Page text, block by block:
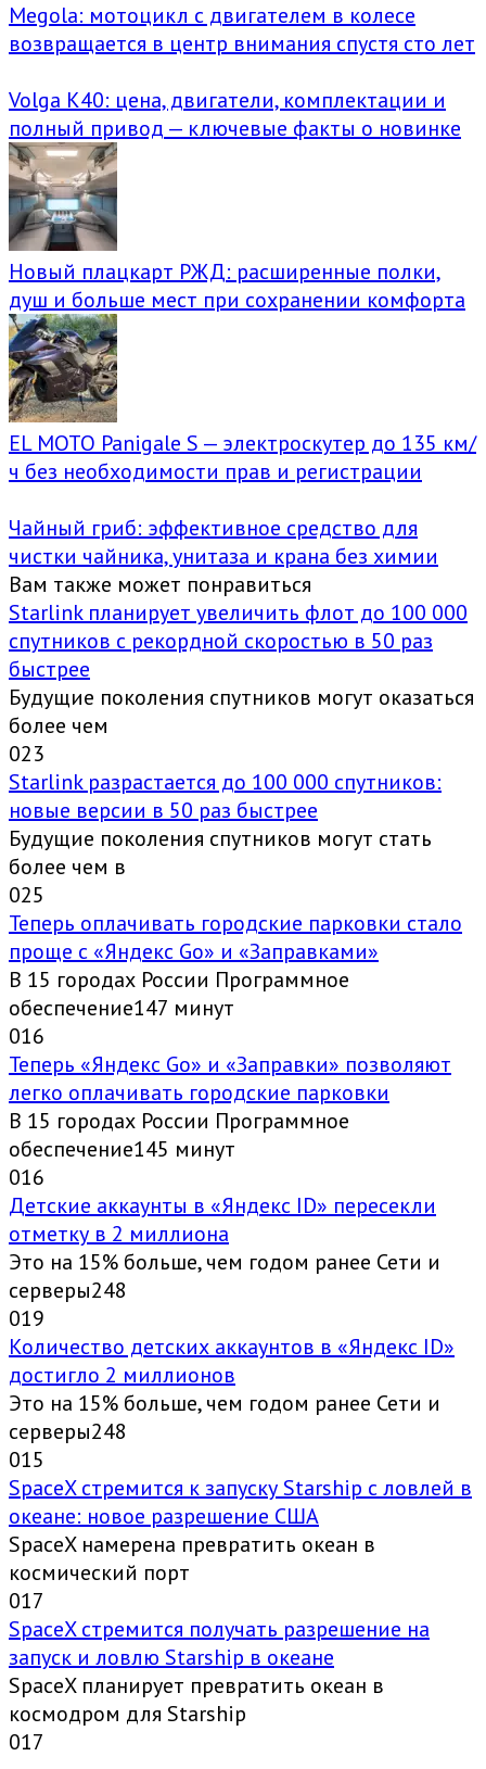
Megola: мотоцикл с двигателем в колесе
возвращается в центр внимания спустя сто лет
Volga K40: цена, двигатели, комплектации и
полный привод — ключевые факты о новинке
Новый плацкарт РЖД: расширенные полки,
душ и больше мест при сохранении комфорта
EL MOTO Panigale S — электроскутер до 135 км/
ч без необходимости прав и регистрации
Чайный гриб: эффективное средство для
чистки чайника, унитаза и крана без химии
Вам также может понравиться
Starlink планирует увеличить флот до 100 000
спутников с рекордной скоростью в 50 раз
быстрее
Будущие поколения спутников могут оказаться
более чем
023
Starlink разрастается до 100 000 спутников:
новые версии в 50 раз быстрее
Будущие поколения спутников могут стать
более чем в
025
Теперь оплачивать городские парковки стало
проще с «Яндекс Go» и «Заправками»
В 15 городах России Программное
обеспечение147 минут
016
Теперь «Яндекс Go» и «Заправки» позволяют
легко оплачивать городские парковки
В 15 городах России Программное
обеспечение145 минут
016
Детские аккаунты в «Яндекс ID» пересекли
отметку в 2 миллиона
Это на 15% больше, чем годом ранее Сети и
серверы248
019
Количество детских аккаунтов в «Яндекс ID»
достигло 2 миллионов
Это на 15% больше, чем годом ранее Сети и
серверы248
015
SpaceX стремится к запуску Starship с ловлей в
океане: новое разрешение США
SpaceX намерена превратить океан в
космический порт
017
SpaceX стремится получать разрешение на
запуск и ловлю Starship в океане
SpaceX планирует превратить океан в
космодром для Starship
017